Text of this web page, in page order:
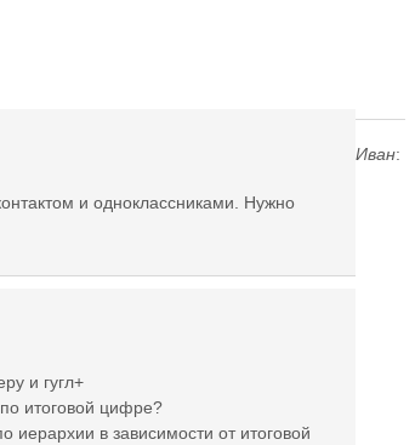
и одноклассниками. Нужно
и гугл+
по итоговой цифре?
иерархии в зависимости от итоговой
Иван: